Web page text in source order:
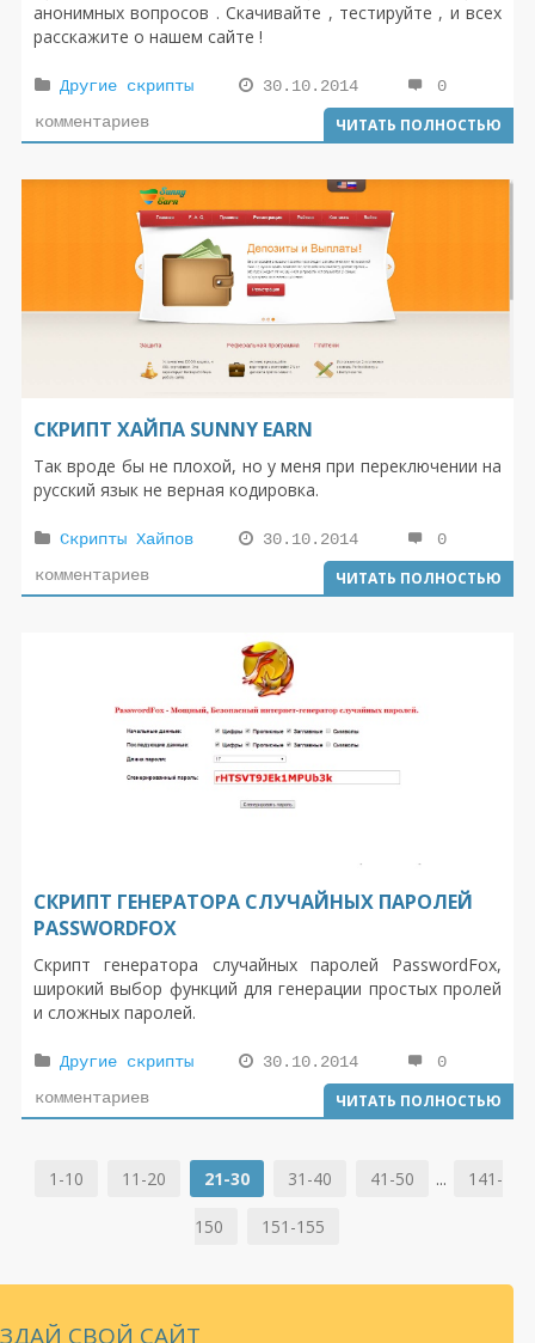
анонимных вопросов . Скачивайте , тестируйте , и всех
расскажите о нашем сайте !
Другие скрипты 30.10.2014
0
комментариев
ЧИТАТЬ ПОЛНОСТЬЮ
СКРИПТ ХАЙПА SUNNY EARN
Так вроде бы не плохой, но у меня при переключении на
русский язык не верная кодировка.
Скрипты Хайпов 30.10.2014
0
комментариев
ЧИТАТЬ ПОЛНОСТЬЮ
СКРИПТ ГЕНЕРАТОРА СЛУЧАЙНЫХ ПАРОЛЕЙ
PASSWORDFOX
Скрипт генератора случайных паролей PasswordFox,
широкий выбор функций для генерации простых пролей
и сложных паролей.
Другие скрипты 30.10.2014
0
комментариев
ЧИТАТЬ ПОЛНОСТЬЮ
1-10 11-20 21-30 31-40 41-50 ... 141-
150 151-155
СВОЙ САЙТ